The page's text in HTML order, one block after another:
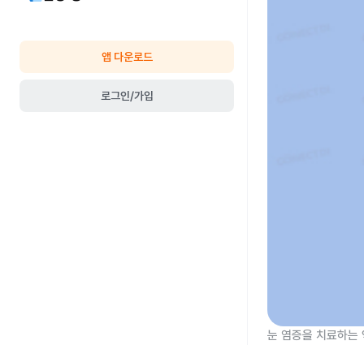
앱 다운로드
로그인/가입
눈 염증을 치료하는